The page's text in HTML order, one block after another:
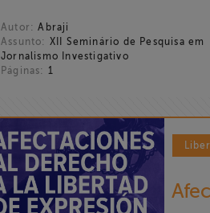
Autor: Abraji
Assunto: XII Seminário de Pesquisa em
Jornalismo Investigativo
Páginas: 1